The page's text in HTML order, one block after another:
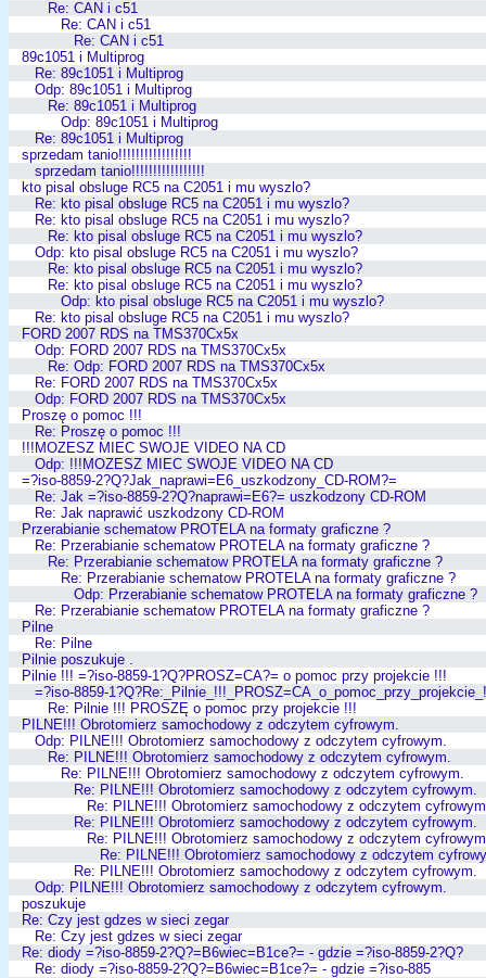
Re: CAN i c51
Re: CAN i c51
Re: CAN i c51
89c1051 i Multiprog
Re: 89c1051 i Multiprog
Odp: 89c1051 i Multiprog
Re: 89c1051 i Multiprog
Odp: 89c1051 i Multiprog
Re: 89c1051 i Multiprog
sprzedam tanio!!!!!!!!!!!!!!!!!
sprzedam tanio!!!!!!!!!!!!!!!!!
kto pisal obsluge RC5 na C2051 i mu wyszlo?
Re: kto pisal obsluge RC5 na C2051 i mu wyszlo?
Re: kto pisal obsluge RC5 na C2051 i mu wyszlo?
Re: kto pisal obsluge RC5 na C2051 i mu wyszlo?
Odp: kto pisal obsluge RC5 na C2051 i mu wyszlo?
Re: kto pisal obsluge RC5 na C2051 i mu wyszlo?
Re: kto pisal obsluge RC5 na C2051 i mu wyszlo?
Odp: kto pisal obsluge RC5 na C2051 i mu wyszlo?
Re: kto pisal obsluge RC5 na C2051 i mu wyszlo?
FORD 2007 RDS na TMS370Cx5x
Odp: FORD 2007 RDS na TMS370Cx5x
Re: Odp: FORD 2007 RDS na TMS370Cx5x
Re: FORD 2007 RDS na TMS370Cx5x
Odp: FORD 2007 RDS na TMS370Cx5x
Proszę o pomoc !!!
Re: Proszę o pomoc !!!
!!!MOZESZ MIEC SWOJE VIDEO NA CD
Odp: !!!MOZESZ MIEC SWOJE VIDEO NA CD
=?iso-8859-2?Q?Jak_naprawi=E6_uszkodzony_CD-ROM?=
Re: Jak =?iso-8859-2?Q?naprawi=E6?= uszkodzony CD-ROM
Re: Jak naprawić uszkodzony CD-ROM
Przerabianie schematow PROTELA na formaty graficzne ?
Re: Przerabianie schematow PROTELA na formaty graficzne ?
Re: Przerabianie schematow PROTELA na formaty graficzne ?
Re: Przerabianie schematow PROTELA na formaty graficzne ?
Odp: Przerabianie schematow PROTELA na formaty graficzne ?
Re: Przerabianie schematow PROTELA na formaty graficzne ?
Pilne
Re: Pilne
Pilnie poszukuje .
Pilnie !!! =?iso-8859-1?Q?PROSZ=CA?= o pomoc przy projekcie !!!
=?iso-8859-
Re: Pilnie !!! PROSZĘ o pomoc przy projekcie !!!
PILNE!!! Obrotomierz samochodowy z odczytem cyfrowym.
Odp: PILNE!!! Obrotomierz samochodowy z odczytem cyfrowym.
Re: PILNE!!! Obrotomierz samochodowy z odczytem cyfrowym.
Re: PILNE!!! Obrotomierz samochodowy z odczytem cyfrowym.
Re: PILNE!!! Obrotomierz samochodowy z odczytem cyfrowym.
Re: PILNE!!! Obrotomierz samochodowy z odczytem
Re: PILNE!!! Obrotomierz samochodowy z odczytem cyfrowym.
Re: PILNE!!! Obrotomierz samochodowy z odczytem
Re: PILNE!!! Obrotomierz samochodowy z odczytem
Re: PILNE!!! Obrotomierz samochodowy z odczytem cyfrowym.
Odp: PILNE!!! Obrotomierz samochodowy z odczytem cyfrowym.
poszukuje
Re: Czy jest gdzes w sieci zegar
Re: Czy jest gdzes w sieci zegar
Re: diody =?iso-8859-2?Q?=B6wiec=B1ce?= - gdzie =?iso-8859-2?Q?
Re: diody =?iso-8859-2?Q?=B6wiec=B1ce?= - gdzie =?iso-885